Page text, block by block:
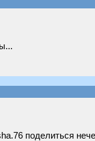
поделиться